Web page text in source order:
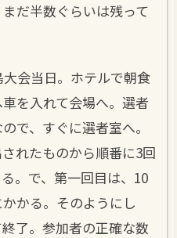
だ半数ぐらいは残って
会当日。ホテルで朝食
を入れて会場へ。選者
で、すぐに選者室へ。
れたものから順番に3回
。で、第一回目は、10
かる。そのようにし
了。参加者の正確な数